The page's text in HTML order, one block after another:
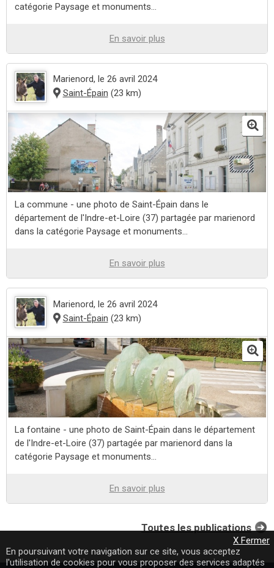
catégorie Paysage et monuments...
En savoir plus
Marienord, le 26 avril 2024
Saint-Épain (23 km)
La commune - une photo de Saint-Épain dans le
département de l'Indre-et-Loire (37) partagée par marienord
dans la catégorie Paysage et monuments...
En savoir plus
Marienord, le 26 avril 2024
Saint-Épain (23 km)
La fontaine - une photo de Saint-Épain dans le département
de l'Indre-et-Loire (37) partagée par marienord dans la
catégorie Paysage et monuments...
En savoir plus
Toutes les publications
X Fermer
En poursuivant votre navigation sur ce site, vous acceptez
l'utilisation de cookies pour vous proposer des services adaptés